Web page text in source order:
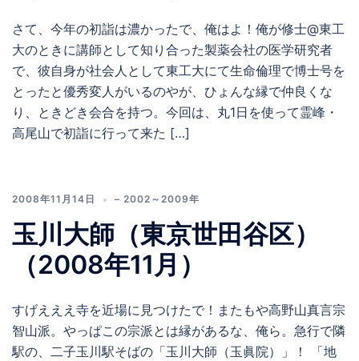
さて、今年の初詣は濃かったで、俺はよ！俺が修士@東工
大のときに講師として知り合った製薬会社の医学研究者
で、彼自身が社会人として東工大にて生命倫理で博士号を
とったと優秀変人がいるのやが、ひょんな縁で仲良くな
り、ときどき会合を持つ。今回は、丸1日を使って霊峰・
高尾山で初詣に行って来た […]
2008年11月14日 – 2002～2009年
玉川大師（東京世田谷区）
（2008年11月）
すげえええ寺を近場に見つけたで！またもや高野山真言宗
智山派。やっぱこの宗派とは縁があるな、俺ら。急行で隣
駅の、二子玉川駅そばの「玉川大師（玉眞院）」！ 「地